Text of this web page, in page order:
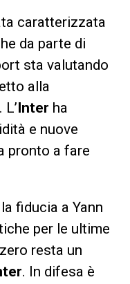
caratterizzata
da parte di
sta valutando
alla
Inter ha
e nuove
pronto a fare
fiducia a Yann
per le ultime
resta un
. In difesa è